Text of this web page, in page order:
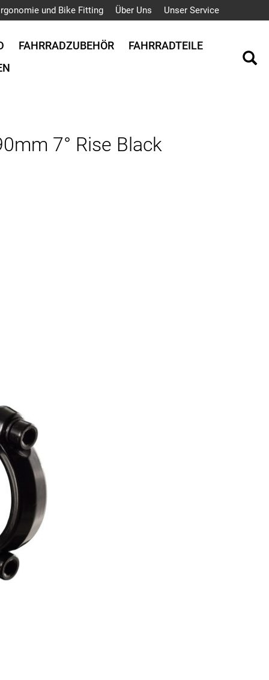
und Bike Fitting Über Uns Unser Service
FAHRRADZUBEHÖR
FAHRRADTEILE
7° Rise Black